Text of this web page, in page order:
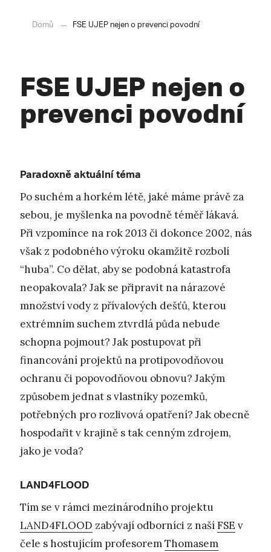
Domů FSE UJEP nejen o prevenci povodní
FSE UJEP nejen o
prevenci povodní
Paradoxně aktuální téma
Po suchém a horkém létě, jaké máme právě za
sebou, je myšlenka na povodně téměř lákavá.
Při vzpomínce na rok 2013 či dokonce 2002, nás
však z podobného výroku okamžitě rozbolí
“huba”. Co dělat, aby se podobná katastrofa
neopakovala? Jak se připravit na nárazové
množství vody z přívalových dešťů, kterou
extrémním suchem ztvrdlá půda nebude
schopna pojmout? Jak postupovat při
financování projektů na protipovodňovou
ochranu či popovodňovou obnovu? Jakým
způsobem jednat s vlastníky pozemků,
potřebných pro rozlivová opatření? Jak obecně
hospodařit v krajině s tak cenným zdrojem,
jako je voda?
LAND4FLOOD
Tím se v rámci mezinárodního projektu
LAND4FLOOD zabývají odborníci z našíFSE v
čele s hostujícím profesoremThomasem